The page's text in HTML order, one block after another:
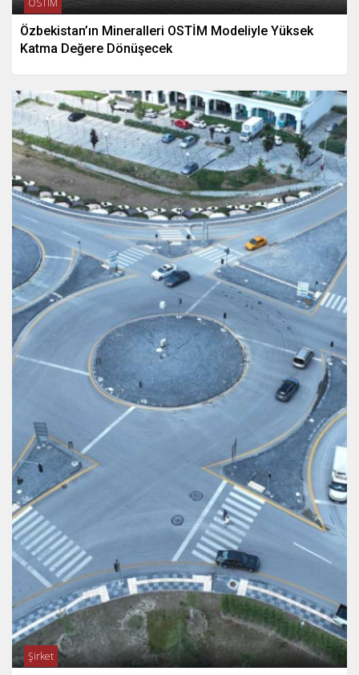
OSTİM
Özbekistan’ın Mineralleri OSTİM Modeliyle Yüksek
Katma Değere Dönüşecek
Şirket